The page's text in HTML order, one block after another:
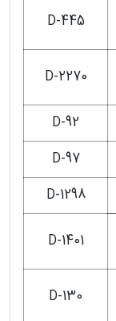
D-445
D-2270
D-92
D-97
D-1298
D-1401
D-130